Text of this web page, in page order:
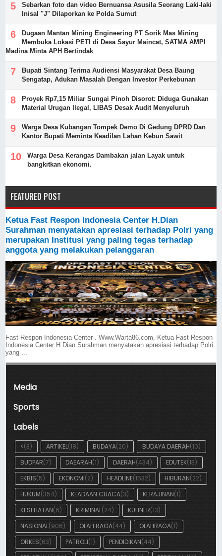
Sebarkan foto dan video Bernuansa Asusila Seorang Laki-laki
Inisal "J" Dilaporkan ke Polda Sumut
Dugaan Mantan Mining Engineering PT Sorik Mas Mining
Membuka Lokasi PETI di Desa Sayur Maincat, SATMA AMPI
Madina Minta APH Bertindak
Bupati Sintang Terima Audiensi Masyarakat Desa Baung
Sengatap, Adukan Masalah Dengan Investor Perkebunan
Proyek Rp7,15 Miliar Sungai Pinoh Disorot: Diduga Gunakan
Material Urugan Ilegal, LIBAS Desak Audit Menyeluruh
Warga Desa Kubangan Tompek Demo Di Gedung DPRD Dan
Kantor Bupati Meminta Keadilan Lahan Kebun Sawit
Warga Desa Kerangas Dambakan jalan Layak untuk
bangkitkan ekonomi.
FEATURED POST
Ketua Fast Respon Indonesia Center H.Dian
Surahman menyatakan apresiasi terhadap Polri yang
merupakan Institusi yang paling tegas terhadap
anggota yang melakukan pelanggaran
Fast Respon Indonesia Center . Www.Warta86.com,-Ketua Fast Respon
Indonesia Center H.Dian Surahman menyatakan apresiasi terhadap Polri
yang ...
Media
Sports
Labels
<(3) ARTIKEL(18) BUDAYA(20) BUDAYA DAERAH(10)
BUDPAR(7) DAEARAH(1) DAERAH(434) EDUTEK(13)
EKBIS(5) EKONOMI(2) HEADLINE(1532) HIBURAN(22)
HUKUM(354) KEADAAN CUACA(3) KERAJINAN(1)
KESEHATAN(6) KRIMINAL(24) KULINER(13)
NASIONAL(906) OLAH RAGA(44) OLAHRAGA(1)
ORKES(63) PATROLI(1) PENDIDIKAN(44)